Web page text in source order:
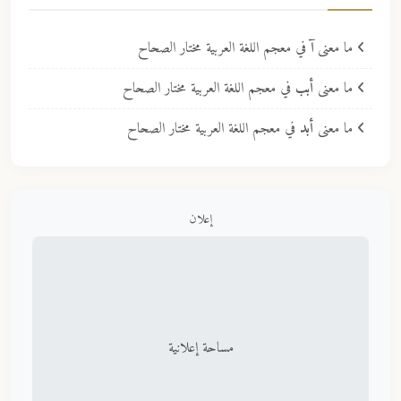
ما معنىآفي معجم اللغة العربية مختار الصحاح
ما معنى أبب في معجم اللغة العربية مختار الصحاح
ما معنى أبد في معجم اللغة العربية مختار الصحاح
إعلان
مساحة إعلانية